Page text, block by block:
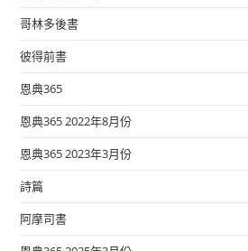
哥林多後書
彼得前書
恩典365
恩典365 2022年8月份
恩典365 2023年3月份
詩篇
阿摩司書